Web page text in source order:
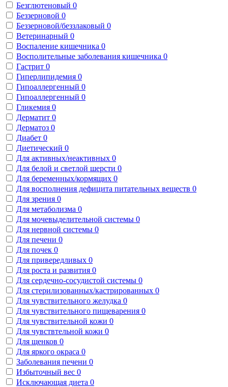
Безглютеновый 0
Беззерновой 0
Беззерновой/беззлаковый 0
Ветеринарный 0
Воспаление кишечника 0
Восполительные заболевания кишечника 0
Гастрит 0
Гиперлипидемия 0
Гипоаллергенный 0
Гипоаллергенный 0
Гликемия 0
Дерматит 0
Дерматоз 0
Диабет 0
Диетический 0
Для активных/неактивных 0
Для белой и светлой шерсти 0
Для беременных/кормящих 0
Для восполнения дефицита питательных веществ 0
Для зрения 0
Для метаболизма 0
Для мочевыделительной системы 0
Для нервной системы 0
Для печени 0
Для почек 0
Для привередливых 0
Для роста и развития 0
Для сердечно-сосудистой системы 0
Для стерилизованных/кастрированных 0
Для чувствительного желудка 0
Для чувствительного пищеварения 0
Для чувствительной кожи 0
Для чувствтельной кожи 0
Для щенков 0
Для яркого окраса 0
Заболевания печени 0
Избыточный вес 0
Исключающая диета 0